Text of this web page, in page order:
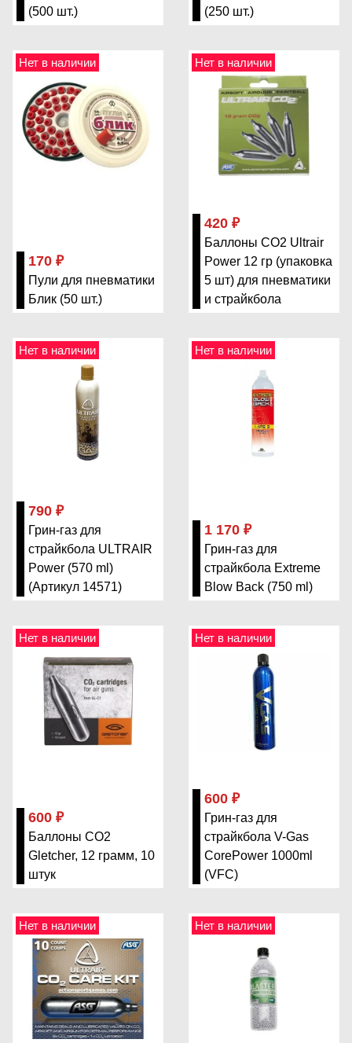
(500 шт.)
(250 шт.)
Нет в наличии
170 ₽
Пули для пневматики
Блик (50 шт.)
Нет в наличии
420 ₽
Баллоны CO2 Ultrair
Power 12 гр (упаковка
5 шт) для пневматики
и страйкбола
Нет в наличии
790 ₽
Грин-газ для
страйкбола ULTRAIR
Power (570 ml)
(Артикул 14571)
Нет в наличии
1 170 ₽
Грин-газ для
страйкбола Extreme
Blow Back (750 ml)
Нет в наличии
600 ₽
Баллоны CO2
Gletcher, 12 грамм, 10
штук
Нет в наличии
600 ₽
Грин-газ для
страйкбола V-Gas
CorePower 1000ml
(VFC)
Нет в наличии Нет в наличии